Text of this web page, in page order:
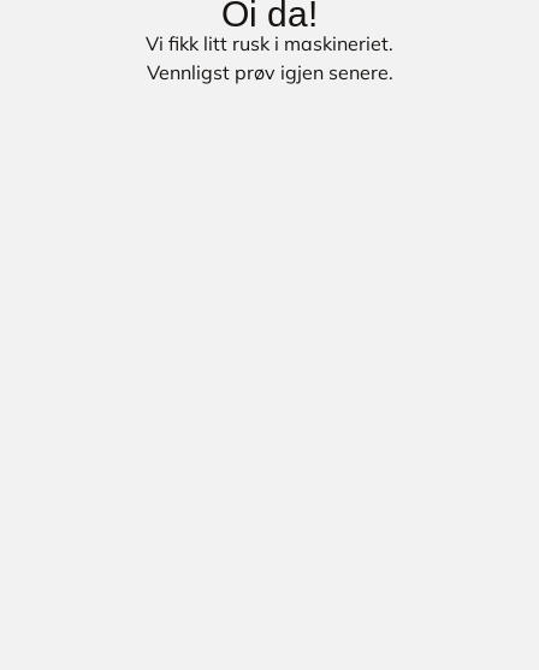
Oi da!
Vi fikk litt rusk i maskineriet.
Vennligst prøv igjen senere.